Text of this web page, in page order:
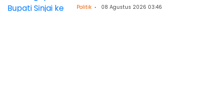
Politik 08 Agustus 2026 03:46